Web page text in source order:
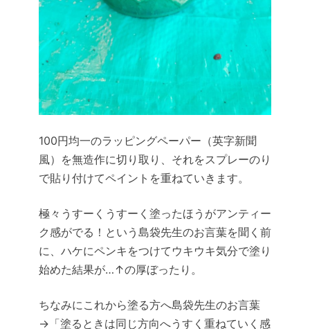
100円均一のラッピングペーパー（英字新聞
風）を無造作に切り取り、それをスプレーのり
で貼り付けてペイントを重ねていきます。
極々うすーくうすーく塗ったほうがアンティー
ク感がでる！という島袋先生のお言葉を聞く前
に、ハケにペンキをつけてウキウキ気分で塗り
始めた結果が…↑の厚ぼったり。
ちなみにこれから塗る方へ島袋先生のお言葉
→「塗るときは同じ方向へうすく重ねていく感